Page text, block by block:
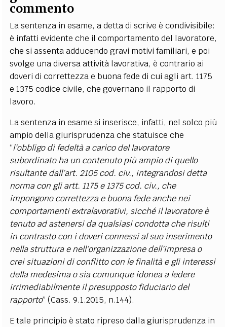
commento
La sentenza in esame, a detta di scrive è condivisibile:
è infatti evidente che il comportamento del lavoratore,
che si assenta adducendo gravi motivi familiari, e poi
svolge una diversa attività lavorativa, è contrario ai
doveri di correttezza e buona fede di cui agli art. 1175
e 1375 codice civile, che governano il rapporto di
lavoro.
La sentenza in esame si inserisce, infatti, nel solco più
ampio della giurisprudenza che statuisce che
“l’obbligo di fedeltà a carico del lavoratore
subordinato ha un contenuto più ampio di quello
risultante dall’art. 2105 cod. civ., integrandosi detta
norma con gli artt. 1175 e 1375 cod. civ., che
impongono correttezza e buona fede anche nei
comportamenti extralavorativi, sicché il lavoratore è
tenuto ad astenersi da qualsiasi condotta che risulti
in contrasto con i doveri connessi al suo inserimento
nella struttura e nell’organizzazione dell’impresa o
crei situazioni di conflitto con le finalità e gli interessi
della medesima o sia comunque idonea a ledere
irrimediabilmente il presupposto fiduciario del
rapporto” (Cass. 9.1.2015, n.144).
E tale principio è stato ripreso dalla giurisprudenza in